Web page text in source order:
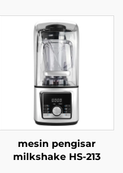
mesin pengisar
milkshake HS-213